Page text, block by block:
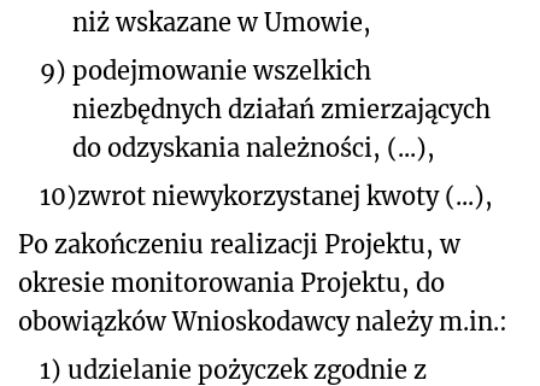
niż wskazane w Umowie,
9) podejmowanie wszelkich
niezbędnych działań zmierzających
do odzyskania należności, (...),
10)zwrot niewykorzystanej kwoty (...),
Po zakończeniu realizacji Projektu, w
okresie monitorowania Projektu, do
obowiązków Wnioskodawcy należy m.in.:
1) udzielanie pożyczek zgodnie z